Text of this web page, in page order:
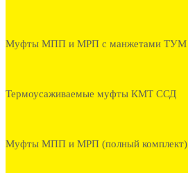
Муфты МПП и МРП с манжетами ТУМ
Термоусаживаемые муфты КМТ ССД
Муфты МПП и МРП (полный комплект)